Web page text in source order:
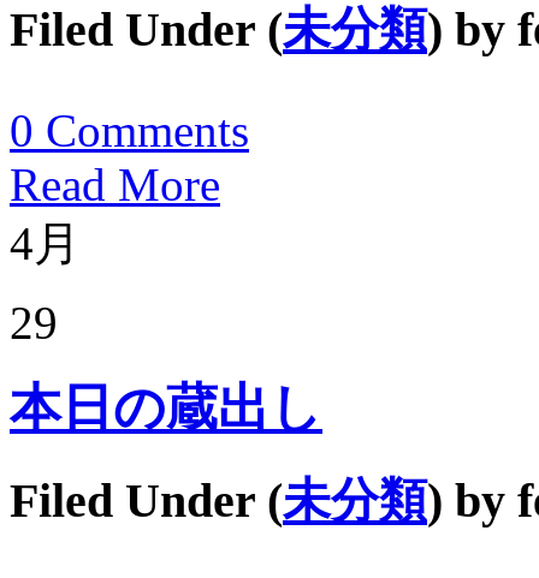
Filed Under (未分類) by
0 Comments
Read More
4月
29
本日の蔵出し
Filed Under (未分類) by